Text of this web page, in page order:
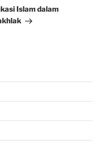
Islam dalam